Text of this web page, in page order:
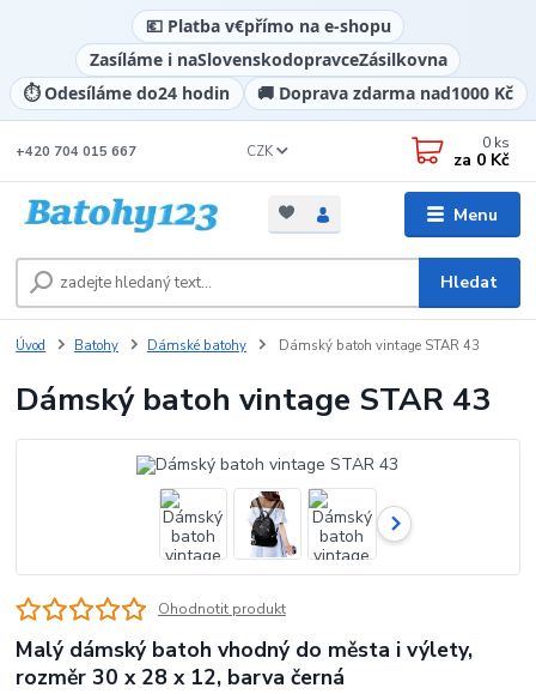
💶 Platba v€přímo na e-shopu
Zasíláme i naSlovenskodopravceZásilkovna
⏱️ Odesíláme do24 hodin 🚚 Doprava zdarma nad1000 Kč
Menu
CZK
Hledat
+420 704 015 667 0 ks
za 0 Kč
Úvod Batohy Dámské batohy Dámský batoh vintage STAR 43
Dámský batoh vintage STAR 43
Ohodnotit produkt
Malý dámský batoh vhodný do města i výlety,
rozměr 30 x 28 x 12, barva černá